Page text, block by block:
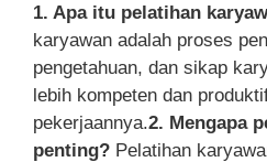
1. Apa itu pelatihan
karyawan adalah proses
pengetahuan, dan sikap
lebih kompeten dan
pekerjaannya.2. Mengapa
penting? Pelatihan